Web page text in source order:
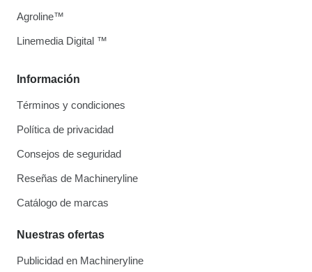
Información
Términos y condiciones
Política de privacidad
Consejos de seguridad
Reseñas de Machineryline
Catálogo de marcas
Nuestras ofertas
Publicidad en Machineryline
Agroline™
Linemedia Digital ™